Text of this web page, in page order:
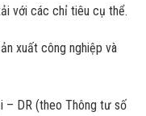
với các chỉ tiêu cụ thể.
xuất công nghiệp và
– DR (theo Thông tư số